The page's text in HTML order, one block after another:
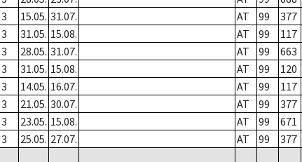
3 15.05. 31.07. AT 99 377
3 31.05. 15.08. AT 99 117
3 28.05. 31.07. AT 99 663
3 31.05. 15.08. AT 99 120
3 14.05. 16.07. AT 99 117
3 21.05. 30.07. AT 99 377
3 23.05. 15.08. AT 99 671
3 25.05. 27.07. AT 99 377